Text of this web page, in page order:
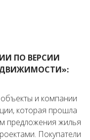
ПО ВЕРСИИ
и компании
которая прошла
предложения жилья
Покупатели